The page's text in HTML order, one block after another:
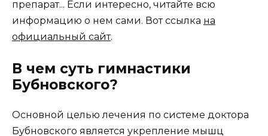
препарат... Если интересно, читайте всю
информацию о нем сами. Вот ссылка на
официальный сайт.
В чем суть гимнастики
Бубновского?
Основной целью лечения по системе доктора
Бубновского является укрепление мышц